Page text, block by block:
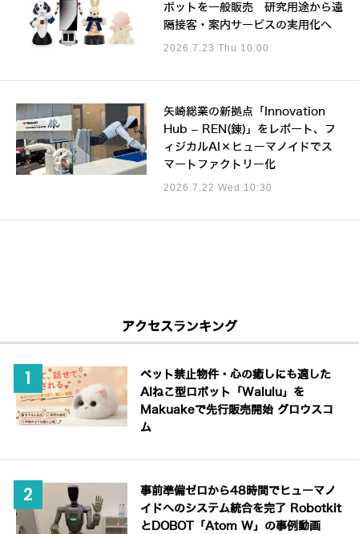
ボットを一般販売 研究用途から遠
隔接客・案内サービスの実用化へ
2026.7.23 Thu 10:00
矢崎総業の新拠点「Innovation
Hub – REN(錬)」をレポート、フ
ィジカルAI×ヒューマノイドでス
マートファクトリー化
2026.7.22 Wed 10:30
アクセスランキング
ペット禁止物件・心の癒しにも適した
AIねこ型ロボット「Walulu」を
Makuakeで先行販売開始 グロウスコ
ム
事前準備ゼロから48時間でヒューマノ
イドへのシステム統合を完了 Robotkit
とDOBOT「Atom W」の事例動画